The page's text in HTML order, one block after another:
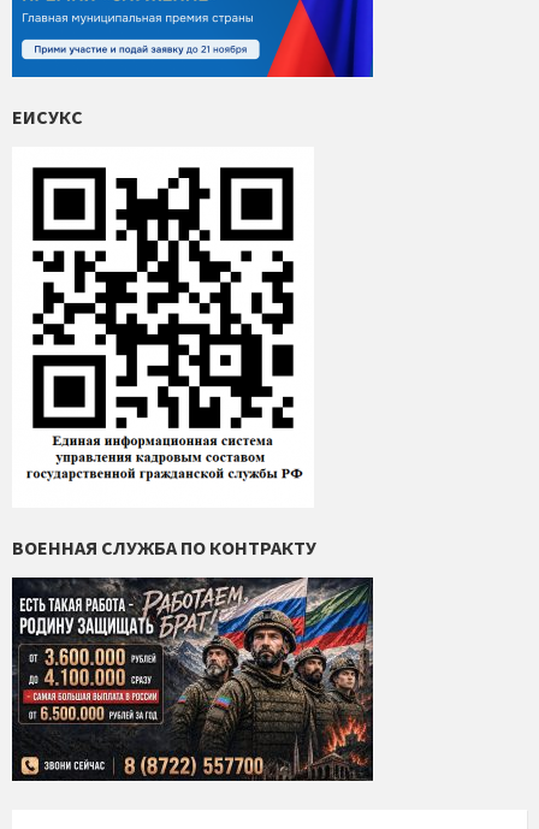
ЕИСУКС
ВОЕННАЯ СЛУЖБА ПО КОНТРАКТУ